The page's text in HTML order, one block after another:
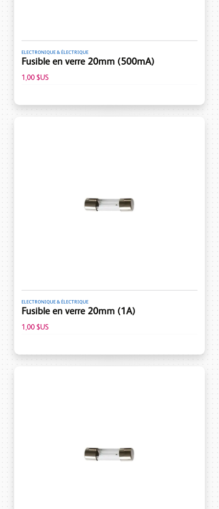
ELECTRONIQUE & ÉLECTRIQUE
Fusible en verre 20mm (500mA)
1,00 $US
ELECTRONIQUE & ÉLECTRIQUE
Fusible en verre 20mm (1A)
1,00 $US